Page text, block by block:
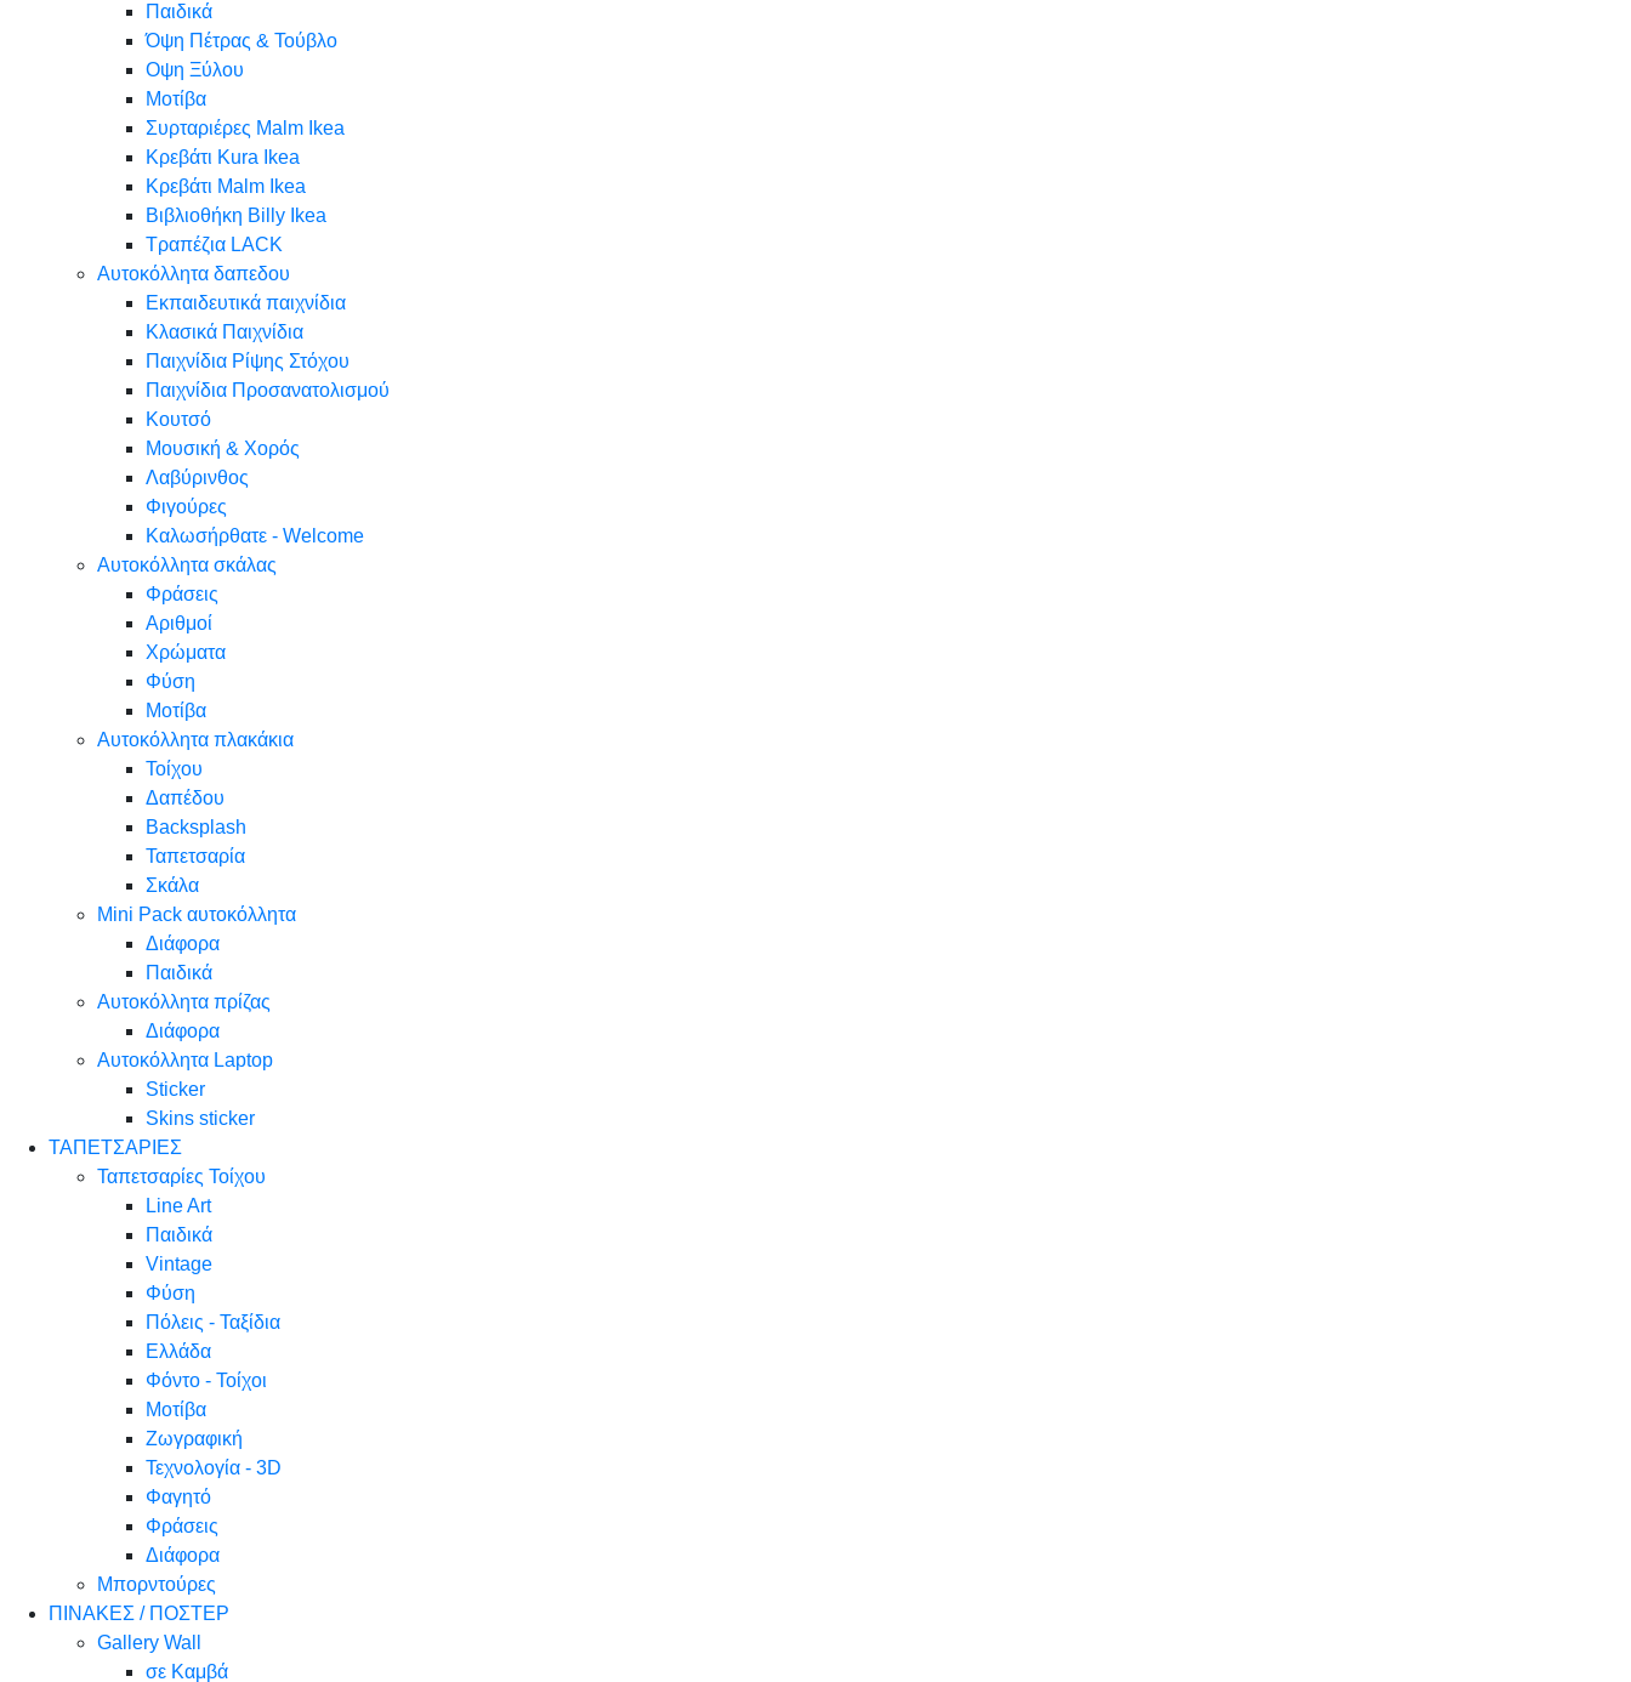
Παιδικά
Όψη Πέτρας & Τούβλο
Oψη Ξύλου
Μοτίβα
Συρταριέρες Malm Ikea
Κρεβάτι Kura Ikea
Κρεβάτι Malm Ikea
Βιβλιοθήκη Billy Ikea
Τραπέζια LACK
Αυτοκόλλητα δαπεδου
Εκπαιδευτικά παιχνίδια
Κλασικά Παιχνίδια
Παιχνίδια Ρίψης Στόχου
Παιχνίδια Προσανατολισμού
Κουτσό
Μουσική & Χορός
Λαβύρινθος
Φιγούρες
Καλωσήρθατε - Welcome
Αυτοκόλλητα σκάλας
Φράσεις
Αριθμοί
Χρώματα
Φύση
Μοτίβα
Αυτοκόλλητα πλακάκια
Τοίχου
Δαπέδου
Backsplash
Ταπετσαρία
Σκάλα
Mini Pack αυτοκόλλητα
Διάφορα
Παιδικά
Αυτοκόλλητα πρίζας
Διάφορα
Αυτοκόλλητα Laptop
Sticker
Skins sticker
ΤΑΠΕΤΣΑΡΙΕΣ
Ταπετσαρίες Τοίχου
Line Art
Παιδικά
Vintage
Φύση
Πόλεις - Ταξίδια
Ελλάδα
Φόντο - Τοίχοι
Μοτίβα
Ζωγραφική
Τεχνολογία - 3D
Φαγητό
Φράσεις
Διάφορα
Μπορντούρες
ΠΙΝΑΚΕΣ / ΠΟΣΤΕΡ
Gallery Wall
σε Καμβά